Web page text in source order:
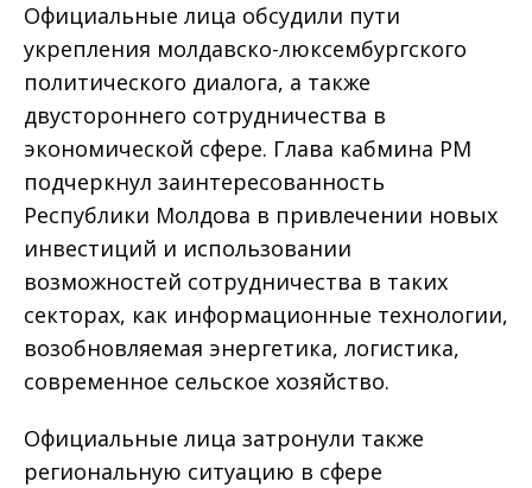
Официальные лица обсудили пути
укрепления молдавско-люксембургского
политического диалога, а также
двустороннего сотрудничества в
экономической сфере. Глава кабмина РМ
подчеркнул заинтересованность
Республики Молдова в привлечении новых
инвестиций и использовании
возможностей сотрудничества в таких
секторах, как информационные технологии,
возобновляемая энергетика, логистика,
современное сельское хозяйство.
Официальные лица затронули также
региональную ситуацию в сфере